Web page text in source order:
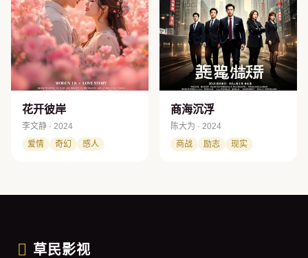
花开彼岸
李文静 · 2024
爱情
奇幻 感人
商海沉浮
陈大为 · 2024
商战
励志 现实
草民影视